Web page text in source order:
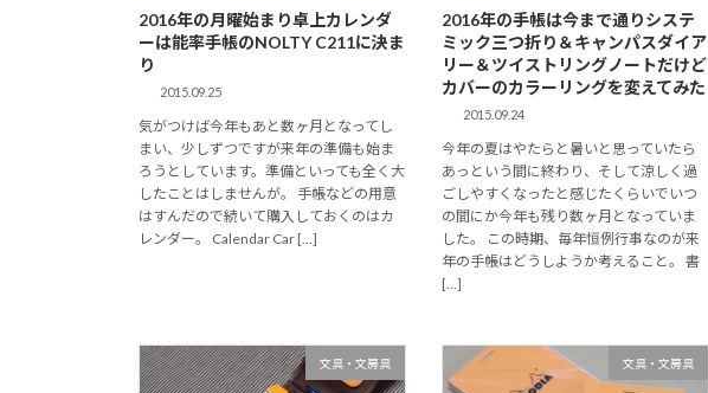
2016年の月曜始まり卓上カレンダ
ーは能率手帳のNOLTY C211に決ま
り
2015.09.25
気がつけば今年もあと数ヶ月となってし
まい、少しずつですが来年の準備も始ま
ろうとしています。準備といっても全く大
したことはしませんが。 手帳などの用意
はすんだので続いて購入しておくのはカ
レンダー。 Calendar Car […]
2016年の手帳は今まで通りシステ
ミック三つ折り＆キャンパスダイア
リー＆ツイストリングノートだけど
カバーのカラーリングを変えてみた
2015.09.24
今年の夏はやたらと暑いと思っていたら
あっという間に終わり、そして涼しく過
ごしやすくなったと感じたくらいでいつ
の間にか今年も残り数ヶ月となっていま
した。 この時期、毎年恒例行事なのが来
年の手帳はどうしようか考えること。 書
[…]
文具・文房具 文具・文房具